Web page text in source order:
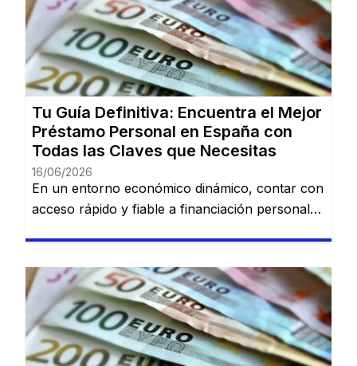
Tu Guía Definitiva: Encuentra el Mejor
Préstamo Personal en España con
Todas las Claves que Necesitas
16/06/2026
En un entorno económico dinámico, contar con
acceso rápido y fiable a financiación personal
largamente esperados, tener la información
adecuada sobre préstamos disponibles puede
marcar la diferencia. En esta guía, descubrirás
los mejores préstamos personales del mercado
español: Dineti, BBVA Préstamo Personal,